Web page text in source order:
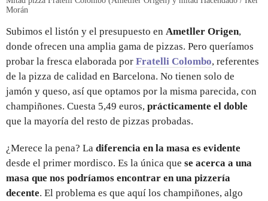
Morán
Subimos el listón y el presupuesto en Ametller Origen,
donde ofrecen una amplia gama de pizzas. Pero queríamos
probar la fresca elaborada por Fratelli Colombo, referentes
de la pizza de calidad en Barcelona. No tienen solo de
jamón y queso, así que optamos por la misma parecida, con
champiñones. Cuesta 5,49 euros, prácticamente el doble
que la mayoría del resto de pizzas probadas.
¿Merece la pena? La diferencia en la masa es evidente
desde el primer mordisco. Es la única que se acerca a una
masa que nos podríamos encontrar en una pizzería
decente. El problema es que aquí los champiñones, algo